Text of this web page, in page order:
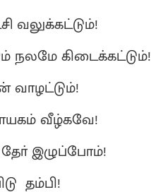
வலுக்கட்டும்!
கிடைக்கட்டும்!
வாழட்டும்!
வீழ்கவே!
இழுப்போம்!
தம்பி!